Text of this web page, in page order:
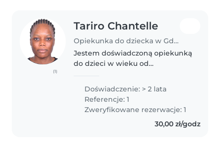
(1)
Tariro Chantelle
Opiekunka do dziecka w Gdańsk
Jestem doświadczoną opiekunką
do dzieci w wieku od
2 lata praktyki w tej dziedzinie i
ukończone studia licencjackie z
administracji. Jestem osobą
odpowiedzialną,..
Doświadczenie: > 2 lata
Referencje: 1
Zweryfikowane rezerwacje: 1
30,00 zł/godz